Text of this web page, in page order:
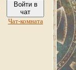
Войти в
чат
Чат-комната